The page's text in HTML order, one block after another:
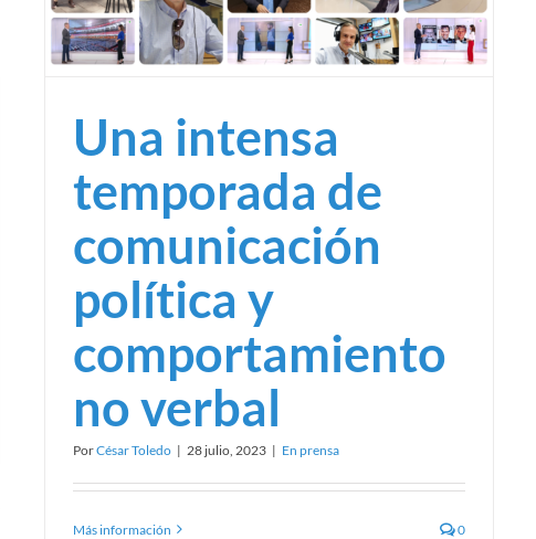
Una intensa
temporada de
comunicación
política y
comportamiento
no verbal
PorCésar Toledo | 28 julio, 2023 | En prensa
Más información 0